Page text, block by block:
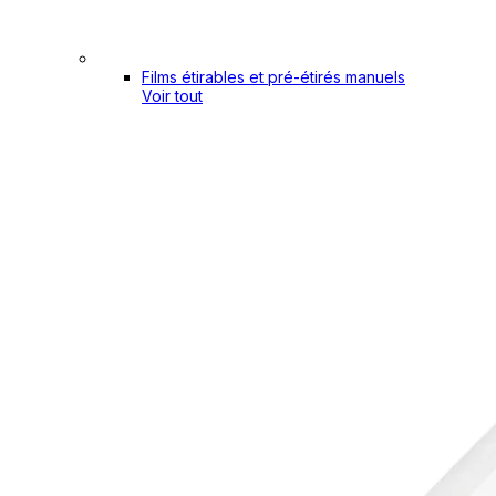
Films étirables et pré-étirés manuels
Voir tout